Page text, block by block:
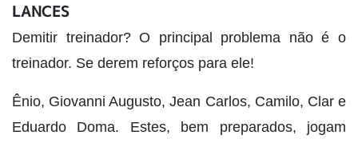
LANCES
Demitir treinador? O principal problema não é o
treinador. Se derem reforços para ele!
Ênio, Giovanni Augusto, Jean Carlos, Camilo, Clar e
Eduardo Doma. Estes, bem preparados, jogam